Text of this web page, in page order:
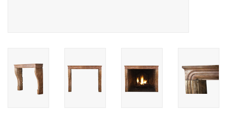
AI-Ready Database
Login